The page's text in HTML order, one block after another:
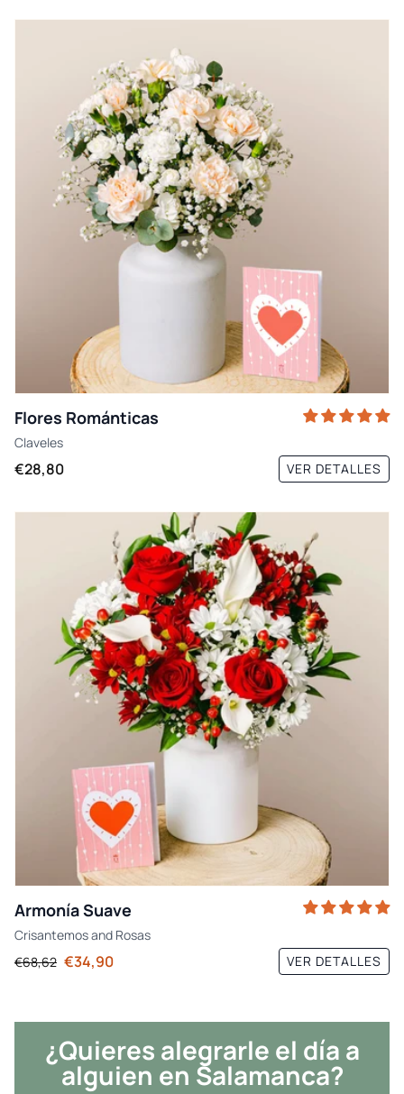
Flores Románticas
Claveles
€28,80 VER DETALLES
Armonía Suave
Crisantemosand Rosas
€68,62 €34,90 VER DETALLES
¿Quieres alegrarle el día a
alguien en Salamanca?